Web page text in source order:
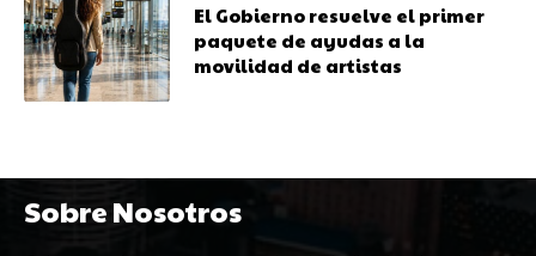
El Gobierno resuelve el primer
paquete de ayudas a la
movilidad de artistas
Sobre Nosotros